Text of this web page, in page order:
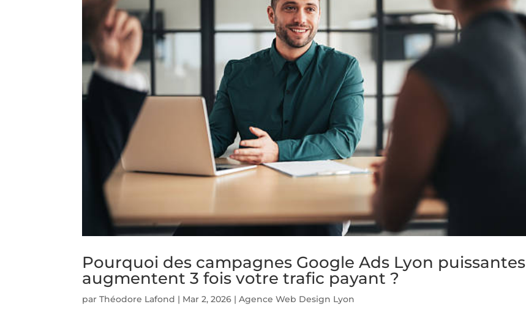
Pourquoi des campagnes Google Ads Lyon puissantes
augmentent 3 fois votre trafic payant ?
parThéodore Lafond | Mar 2, 2026 |Agence Web Design Lyon